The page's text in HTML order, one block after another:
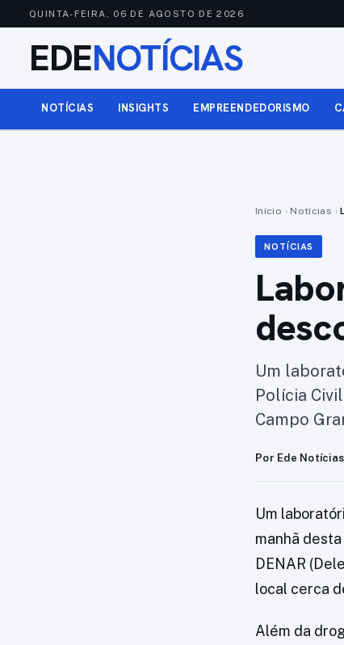
QUINTA-FEIRA, 06 DE AGOSTO DE 2026
EDENOTÍCIAS
NOTÍCIAS INSIGHTS EMPREENDEDORISMO
Início › Notícias ›
NOTÍCIAS
Um
Polícia
Campo
Por Ede Notícias
Um
manhã
DENAR
local cerca
Além da